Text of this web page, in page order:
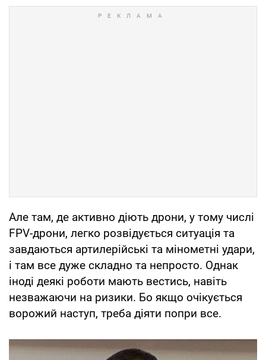
Але там, де активно діють дрони, у тому числі
FPV-дрони, легко розвідується ситуація та
завдаються артилерійські та мінометні удари,
і там все дуже складно та непросто. Однак
іноді деякі роботи мають вестись, навіть
незважаючи на ризики. Бо якщо очікується
ворожий наступ, треба діяти попри все.